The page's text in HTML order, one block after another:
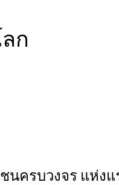
ก
ครบวงจร แห่งแ